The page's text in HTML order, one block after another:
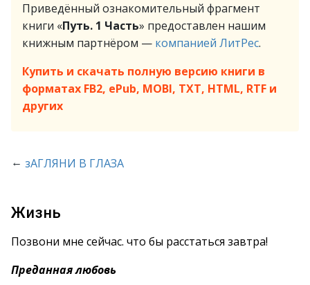
Приведённый ознакомительный фрагмент
книги «Путь. 1 Часть» предоставлен нашим
книжным партнёром — компанией ЛитРес.
Купить и скачать полную версию книги в
форматах FB2, ePub, MOBI, TXT, HTML, RTF и
других
← зАГЛЯНИ В ГЛАЗА
Жизнь
Позвони мне сейчас. что бы расстаться завтра!
Преданная любовь